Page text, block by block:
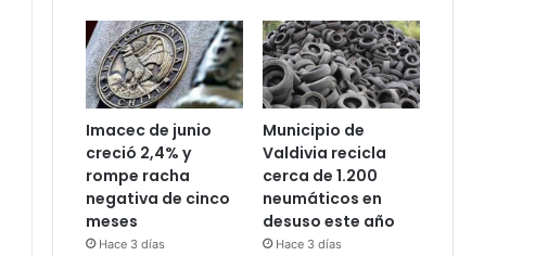
Imacec de junio
creció 2,4% y
rompe racha
negativa de cinco
meses
Hace 3 días
Municipio de
Valdivia recicla
cerca de 1.200
neumáticos en
desuso este año
Hace 3 días